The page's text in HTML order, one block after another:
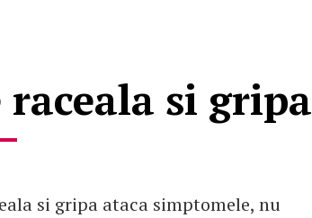
si gripa
si gripa ataca simptomele, nu